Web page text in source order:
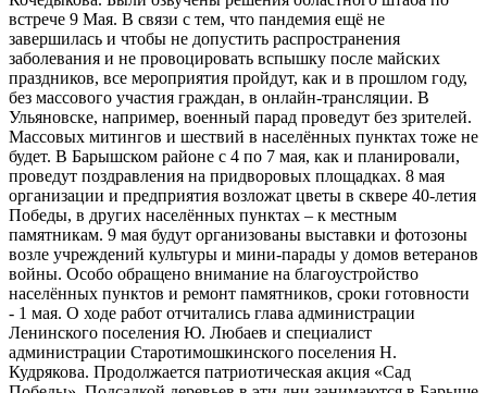
встрече 9 Мая. В связи с тем, что пандемия ещё не
завершилась и чтобы не допустить распространения
заболевания и не провоцировать вспышку после майских
праздников, все мероприятия пройдут, как и в прошлом году,
без массового участия граждан, в онлайн-трансляции. В
Ульяновске, например, военный парад проведут без зрителей.
Массовых митингов и шествий в населённых пунктах тоже не
будет. В Барышском районе с 4 по 7 мая, как и планировали,
проведут поздравления на придворовых площадках. 8 мая
организации и предприятия возложат цветы в сквере 40-летия
Победы, в других населённых пунктах – к местным
памятникам. 9 мая будут организованы выставки и фотозоны
возле учреждений культуры и мини-парады у домов ветеранов
войны. Особо обращено внимание на благоустройство
населённых пунктов и ремонт памятников, сроки готовности
- 1 мая. О ходе работ отчитались глава администрации
Ленинского поселения Ю. Любаев и специалист
администрации Старотимошкинского поселения Н.
Кудрякова. Продолжается патриотическая акция «Сад